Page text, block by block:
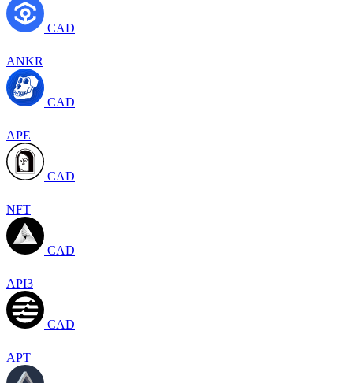
CAD
ANKR
CAD
APE
CAD
NFT
CAD
API3
CAD
APT